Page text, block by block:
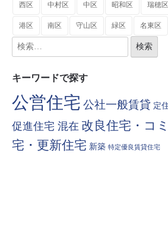
西区 中村区 中区 昭和区 瑞穂区
港区 南区 守山区 緑区 名東区
キーワードで探す
公営住宅 公社一般賃貸 定
促進住宅 混在 改良住宅・コ
宅・更新住宅 新築 特定優良賃貸住宅